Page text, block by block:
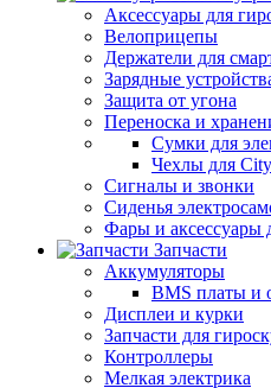
Аксессуары для
Велоприцепы
Держатели для
Зарядные
Защита от угона
Переноска и
Сумки для
Чехлы для
Сигналы и звонки
Сиденья
Фары и аксессуары
Запчасти
Аккумуляторы
BMS платы и
Дисплеи и курки
Запчасти для
Контроллеры
Мелкая электрика